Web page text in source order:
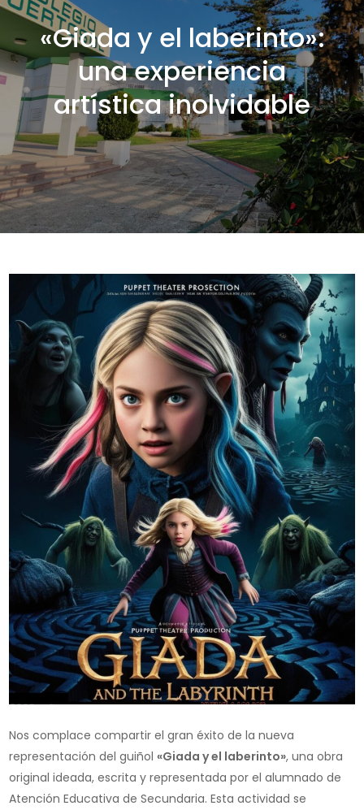
«Giada y el laberinto»:
una experiencia
artística inolvidable
Nos complace compartir el gran éxito de la nueva
representación del guiñol«Giada y el laberinto», una obra
original ideada, escrita y representada por el alumnado de
Atención Educativa de Secundaria. Esta actividad se